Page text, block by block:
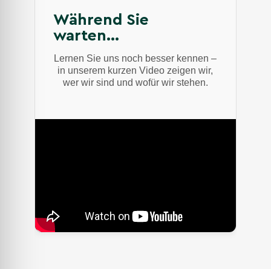
Während Sie
warten…
Lernen Sie uns noch besser kennen –
in unserem kurzen Video zeigen wir,
wer wir sind und wofür wir stehen.